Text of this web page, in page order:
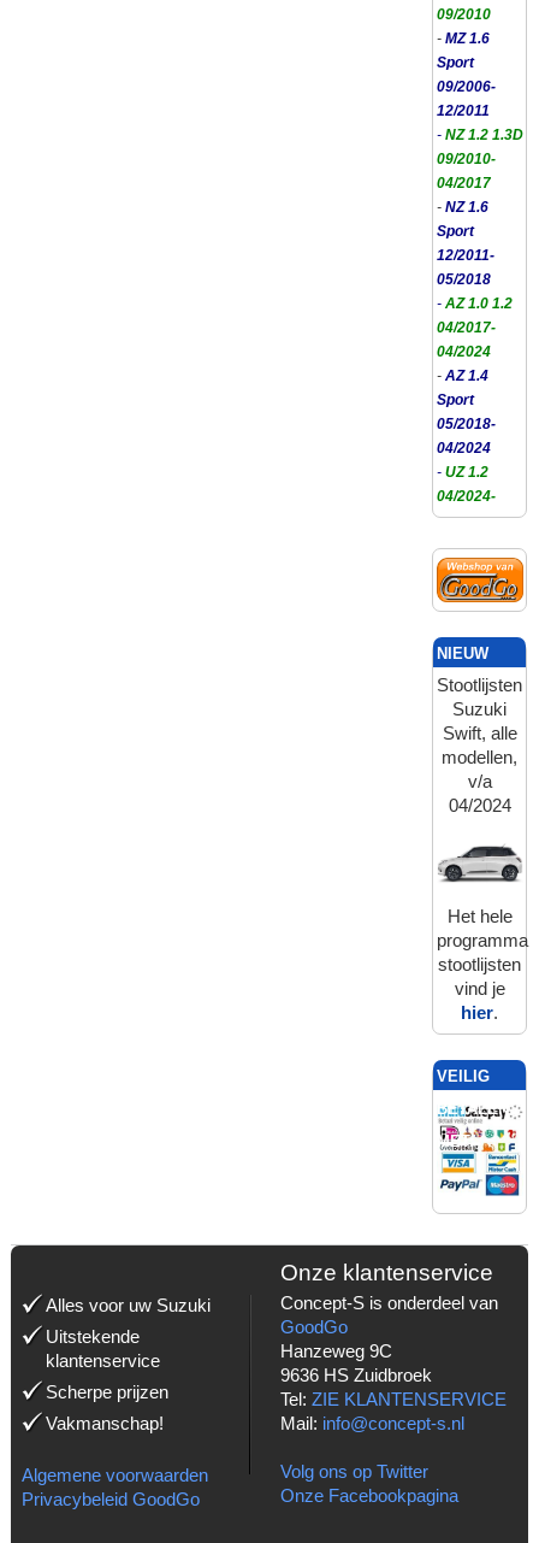
09/2010
- MZ 1.6
Sport
09/2006-
12/2011
- NZ 1.2 1.3D
09/2010-
04/2017
- NZ 1.6
Sport
12/2011-
05/2018
- AZ 1.0 1.2
04/2017-
04/2024
- AZ 1.4
Sport
05/2018-
04/2024
- UZ 1.2
04/2024-
NIEUW
Stootlijsten
Suzuki
Swift, alle
modellen,
v/a
04/2024
Het hele
programma
stootlijsten
vind je
hier.
VEILIG
BETALEN
MET:
Alles voor uw Suzuki
Uitstekende
klantenservice
Scherpe prijzen
Vakmanschap!
Algemene voorwaarden
Privacybeleid GoodGo
Onze klantenservice
Concept-S is onderdeel van
GoodGo
Hanzeweg 9C
9636 HS Zuidbroek
Tel: ZIE KLANTENSERVICE
Mail: info@concept-s.nl
Volg ons op Twitter
Onze Facebookpagina